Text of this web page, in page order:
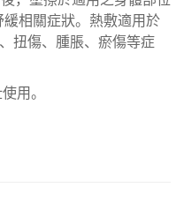
緩相關症狀。熱敷適用於
扭傷、腫脹、瘀傷等症
用。